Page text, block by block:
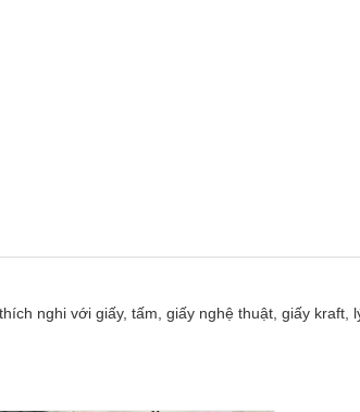
nghi với giấy, tấm, giấy nghệ thuật, giấy kraft,